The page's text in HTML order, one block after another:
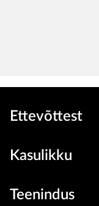
Ettevõttest
Kasulikku
Teenindus